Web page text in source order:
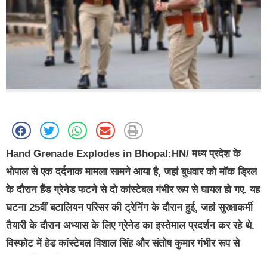
Hand Grenade Explodes in Bhopal:HN/ मध्य प्रदेश के
भोपाल से एक दर्दनाक मामला सामने आया है, जहां बुधवार को मॉक ड्रिल
के दौरान हैंड ग्रेनेड फटने से दो कांस्टेबल गंभीर रूप से घायल हो गए. यह
घटना 25वीं बटालियन परिसर की ट्रेनिंग के दौरान हुई, जहां सुरक्षाकर्मी
तैयारी के दौरान अभ्यास के लिए ग्रेनेड का इस्तेमाल प्रदर्शन कर रहे थे.
विस्फोट में हेड कांस्टेबल विशाल सिंह और संतोष कुमार गंभीर रूप से